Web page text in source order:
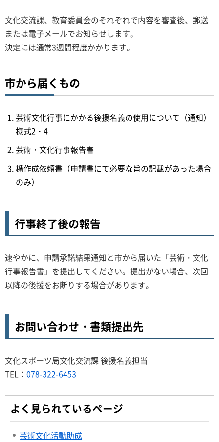
文化交流課、教育委員会のそれぞれで内容を審査後、郵送
または電子メールでお知らせします。
決定には通常3週間程度かかります。
市から届くもの
芸術文化行事にかかる後援名義の使用について（通知）
様式2・4
芸術・文化行事報告書
楯作成依頼書（申請書にて必要な旨の記載があった場合
のみ）
行事終了後の報告
速やかに、申請承諾結果通知と市から届いた「芸術・文化
行事報告書」を提出してください。提出がない場合、次回
以降の後援をお断りする場合があります。
お問い合わせ・書類提出先
文化スポーツ局文化交流課 後援名義担当
TEL： 078-322-6453
よく見られているページ
芸術文化活動助成